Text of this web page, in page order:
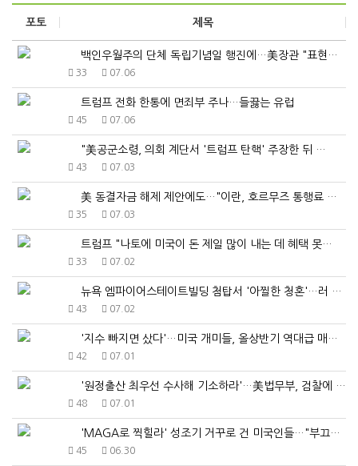
포토 제목
백인우월주의 단체 독립기념일 행진에…美장관 "표현의 자…
33 07.06
트럼프 전화 한통에 면죄부 주나…들끓는 유럽
45 07.06
"美공군소령, 의회 계단서 '트럼프 탄핵' 주장한 뒤 …
43 07.03
美 동결자금 해제 제안에도…"이란, 호르무즈 통행료 고…
35 07.03
트럼프 "나토에 미국이 돈 제일 많이 내는 데 혜택 못…
33 07.02
뉴욕 엠파이어스테이트빌딩 첨탑서 '아찔한 청혼'…러 커…
43 07.02
'지수 빠지면 샀다'…미국 개미들, 올상반기 역대급 매…
42 07.01
'원정출산 최우선 수사해 기소하라'…美법무부, 검찰에 …
48 07.01
'MAGA로 찍힐라' 성조기 거꾸로 건 미국인들…"부끄…
45 06.30